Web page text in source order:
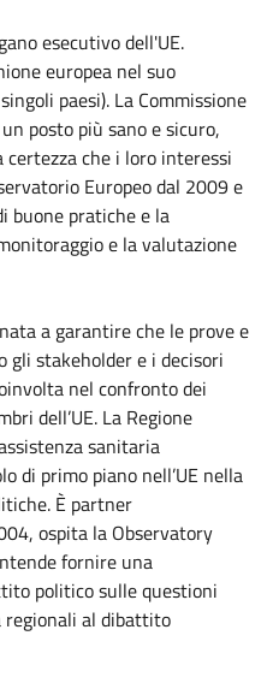
esecutivo dell'UE.
europea nel suo
paesi). La Commissione
posto più sano e sicuro,
che i loro interessi
Europeo dal 2009 e
buone pratiche e la
e la valutazione
a garantire che le prove e
gli stakeholder e i decisori
nel confronto dei
dell’UE. La Regione
sanitaria
di primo piano nell’UE nella
È partner
ospita la Observatory
fornire una
politico sulle questioni
al dibattito